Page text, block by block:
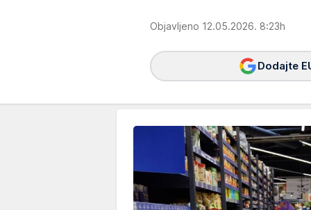
Objavljeno 12.05.2026. 8:23h
Dodajte